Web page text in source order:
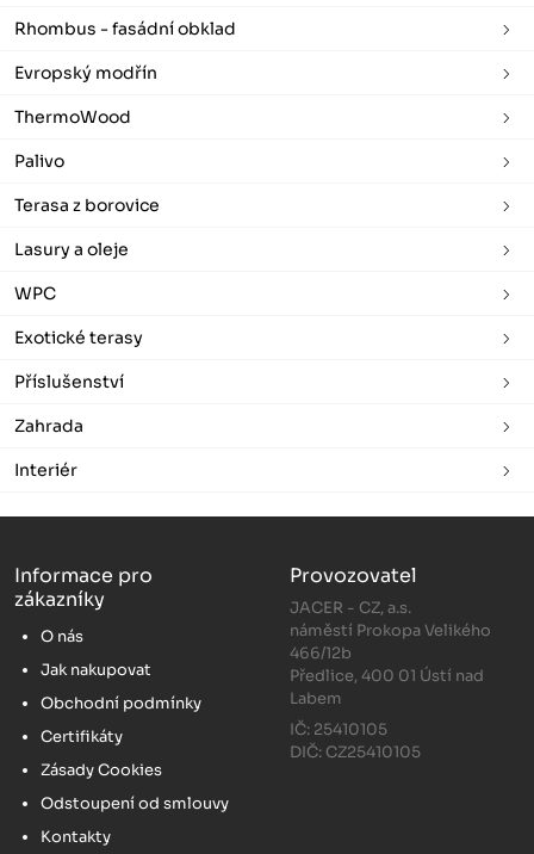
Rhombus - fasádní obklad
Evropský modřín
ThermoWood
Palivo
Terasa z borovice
Lasury a oleje
WPC
Exotické terasy
Příslušenství
Zahrada
Interiér
Informace pro
zákazníky
O nás
Jak nakupovat
Obchodní podmínky
Certifikáty
Zásady Cookies
Odstoupení od smlouvy
Kontakty
Provozovatel
JACER - CZ, a.s.
náměstí Prokopa Velikého
466/12b
Předlice, 400 01 Ústí nad
Labem
IČ: 25410105
DIČ: CZ25410105